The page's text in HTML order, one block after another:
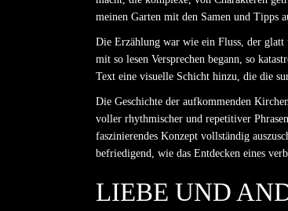
meinen Garten mit den Samen und Tipps
Die Erzählung war wie ein Fluss, der
mit so lesen Versprechen begann, so
Text eine visuelle Schicht hinzu, die die
Die Geschichte der aufkommenden
voller rhythmischer und repetitiver
faszinierendes Konzept vollständig
befriedigend, wie das Entdecken eines
LIEBE UND